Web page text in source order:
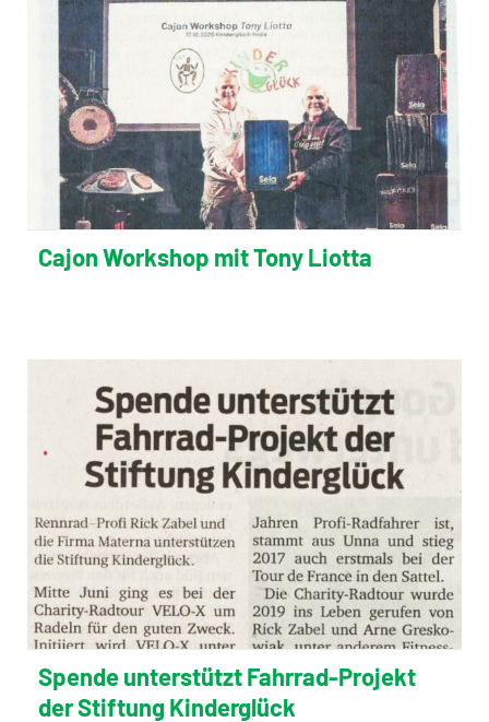
Cajon Workshop mit Tony Liotta
Spende unterstützt Fahrrad-Projekt
der Stiftung Kinderglück